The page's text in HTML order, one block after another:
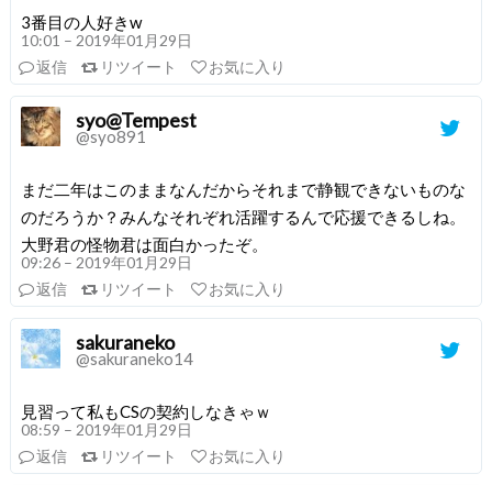
3番目の人好きw
10:01 – 2019年01月29日
返信
リツイート お気に入り
syo@Tempest
@syo891
まだ二年はこのままなんだからそれまで静観できないものな
のだろうか？みんなそれぞれ活躍するんで応援できるしね。
大野君の怪物君は面白かったぞ。
09:26 – 2019年01月29日
返信
リツイート お気に入り
sakuraneko
@sakuraneko14
見習って私もCSの契約しなきゃｗ
08:59 – 2019年01月29日
返信
リツイート お気に入り